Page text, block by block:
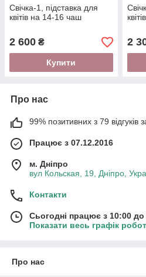
Свічка-1, підставка для
квітів на 14-16 чаш
2 600 ₴
Купити
2
Про нас
99% позитивних з 79 відгуків
Працює з 07.12.2016
м. Дніпро
вул Кольская, 19, Дніпро,
Контакти
Сьогодні працює з 10:00 до
Показати весь графік
Про нас